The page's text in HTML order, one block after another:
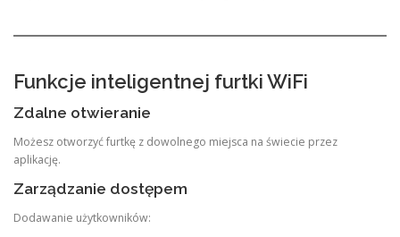
Funkcje inteligentnej furtki WiFi
Zdalne otwieranie
Możesz otworzyć furtkę z dowolnego miejsca na świecie przez
aplikację.
Zarządzanie dostępem
Dodawanie użytkowników: